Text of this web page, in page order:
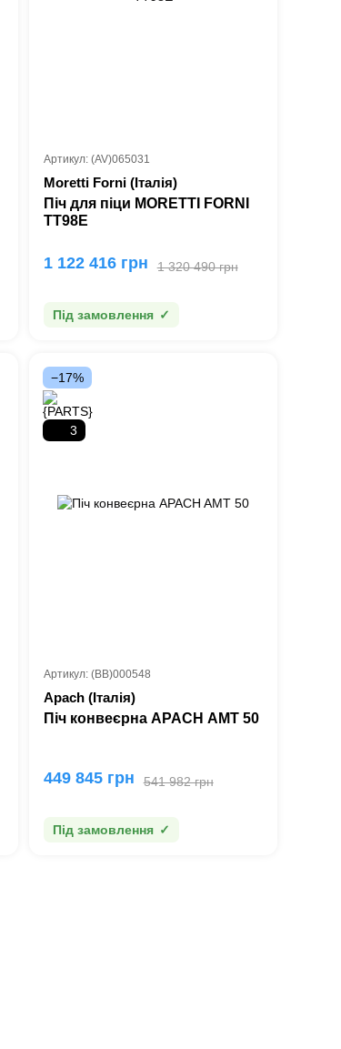
Артикул: (AV)065031
Moretti Forni (Італія)
Піч для піци MORETTI FORNI
TT98E
1 320 490 грн
1 122 416 грн
Під замовлення
−17%
3
Артикул: (BB)000548
Apach (Італія)
Піч конвеєрна APACH AMT 50
541 982 грн
449 845 грн
Під замовлення